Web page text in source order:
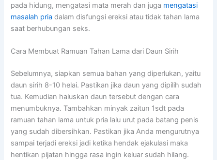
pada hidung, mengatasi mata merah dan juga mengatasi
masalah pria dalam disfungsi ereksi atau tidak tahan lama
saat berhubungan seks.
Cara Membuat Ramuan Tahan Lama dari Daun Sirih
Sebelumnya, siapkan semua bahan yang diperlukan, yaitu
daun sirih 8-10 helai. Pastikan jika daun yang dipilih sudah
tua. Kemudian haluskan daun tersebut dengan cara
menumbuknya. Tambahkan minyak zaitun 1sdt pada
ramuan tahan lama untuk pria lalu urut pada batang penis
yang sudah dibersihkan. Pastikan jika Anda mengurutnya
sampai terjadi ereksi jadi ketika hendak ejakulasi maka
hentikan pijatan hingga rasa ingin keluar sudah hilang.